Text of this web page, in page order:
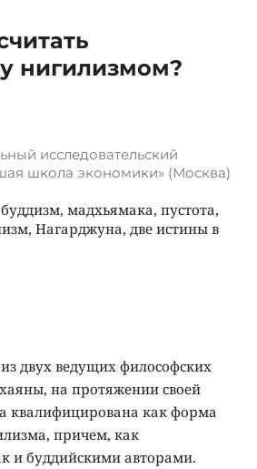
нигилизмом?
исследовательский
школа экономики» (Москва)
буддизм, мадхьямака, пустота,
Нагарджуна, две истины в
двух ведущих философских
на протяжении своей
квалифицирована как форма
причем, как
и буддийскими авторами.